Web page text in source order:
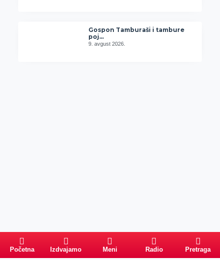
Gospon Tamburaši i tambure
poj…
9. avgust 2026.
Početna Izdvajamo Meni Radio Pretraga